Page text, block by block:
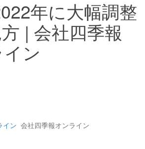
年に大幅調整
| 会社四季報
ン
イン 会社四季報オンライン